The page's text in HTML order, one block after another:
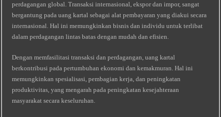
perdagangan global. Transaksi internasional, ekspor dan impor, sangat
bergantung pada uang kartal sebagai alat pembayaran yang diakui secara
internasional. Hal ini memungkinkan bisnis dan individu untuk terlibat
dalam perdagangan lintas batas dengan mudah dan efisien.
Dengan memfasilitasi transaksi dan perdagangan, uang kartal
berkontribusi pada pertumbuhan ekonomi dan kemakmuran. Hal ini
memungkinkan spesialisasi, pembagian kerja, dan peningkatan
produktivitas, yang mengarah pada peningkatan kesejahteraan
masyarakat secara keseluruhan.